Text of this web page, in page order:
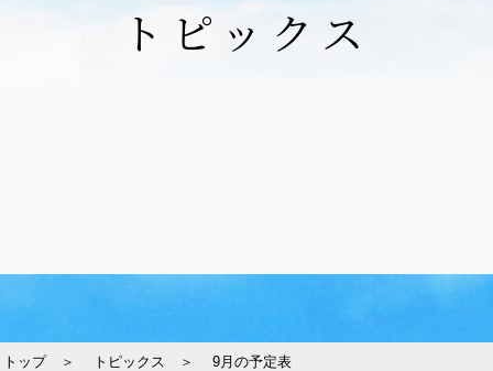
トピックス
トップ ＞ トピックス ＞ 9月の予定表